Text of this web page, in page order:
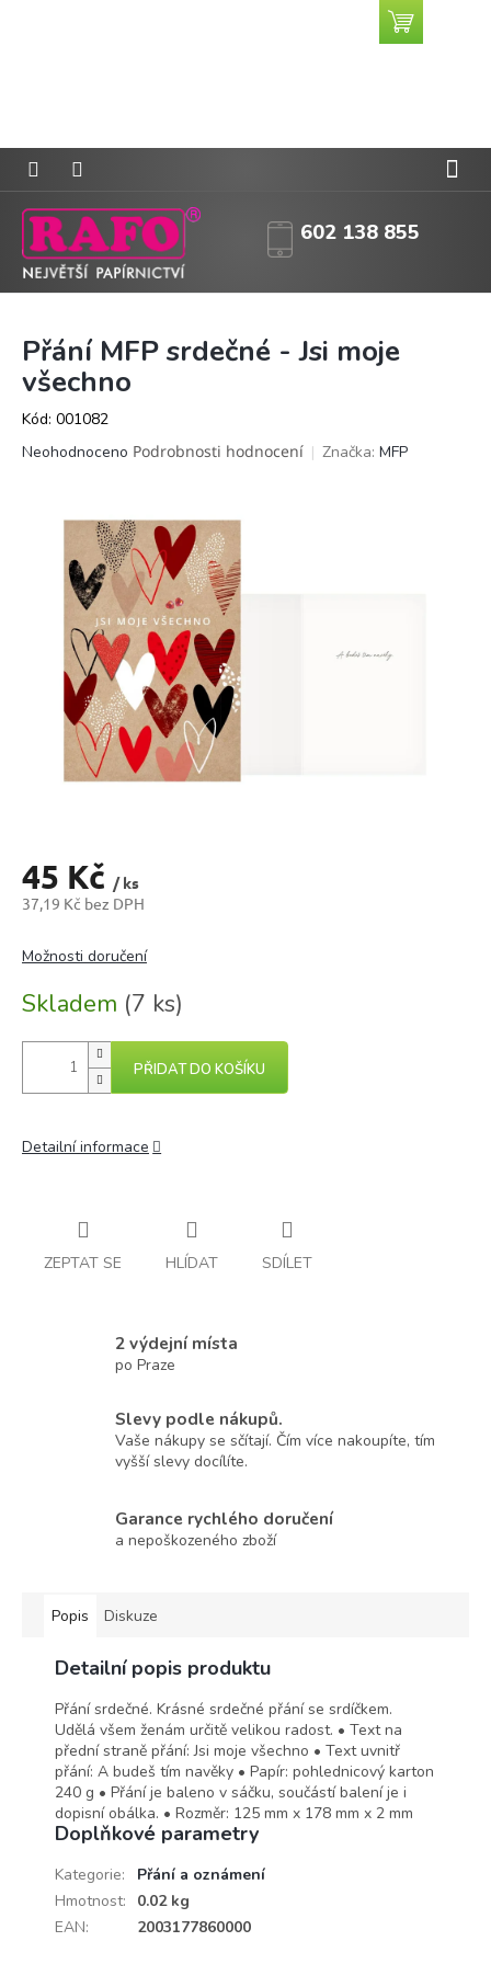
602 138 855
Nákupní
košík
Přání MFP srdečné - Jsi moje
všechno
Kód: 001082
Průměrné
hvězdiček.
Neohodnoceno Podrobnosti hodnocení Značka: MFP
45 Kč / ks
37,19 Kč bez DPH
cena:
Skladem (7 ks)
Možnosti doručení
PŘIDAT DO KOŠÍKU
Detailní informace
ZEPTAT SE HLÍDAT SDÍLET
2 výdejní místa
po Praze
Slevy podle nákupů.
Vaše nákupy se sčítají. Čím více nakoupíte, tím
vyšší slevy docílíte.
Garance rychlého doručení
a nepoškozeného zboží
Popis Diskuze
Detailní popis produktu
Přání srdečné. Krásné srdečné přání se srdíčkem.
Udělá všem ženám určitě velikou radost. • Text na
přední straně přání: Jsi moje všechno • Text uvnitř
přání: A budeš tím navěky • Papír: pohlednicový karton
240 g • Přání je baleno v sáčku, součástí balení je i
dopisní obálka. • Rozměr: 125 mm x 178 mm x 2 mm
Doplňkové parametry
Kategorie:
Přání a oznámení
Hmotnost:
0.02 kg
EAN: 2003177860000